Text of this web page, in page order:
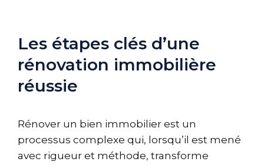
Les étapes clés d’une
rénovation immobilière
réussie
Rénover un bien immobilier est un
processus complexe qui, lorsqu’il est mené
avec rigueur et méthode, transforme